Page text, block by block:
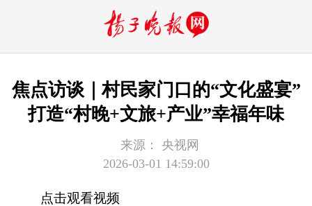
焦点访谈｜村民家门口的“文化盛宴”
打造“村晚+文旅+产业”幸福年味
来源：
央视网
2026-03-01 14:59:00
点击观看视频